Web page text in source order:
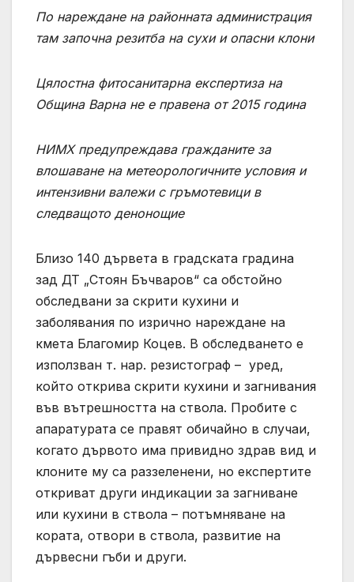
По нареждане на районната администрация
там започна резитба на сухи и опасни клони
Цялостна фитосанитарна експертиза на
Община Варна не е правена от 2015 година
НИМХ предупреждава гражданите за
влошаване на метеорологичните условия и
интензивни валежи с гръмотевици в
следващото денонощие
Близо 140 дървета в градската градина
зад ДТ „Стоян Бъчваров“ са обстойно
обследвани за скрити кухини и
заболявания по изрично нареждане на
кмета Благомир Коцев. В обследването е
използван т. нар. резистограф – уред,
който открива скрити кухини и загнивания
във вътрешността на ствола. Пробите с
апаратурата се правят обичайно в случаи,
когато дървото има привидно здрав вид и
клоните му са раззеленени, но експертите
откриват други индикации за загниване
или кухини в ствола – потъмняване на
кората, отвори в ствола, развитие на
дървесни гъби и други.